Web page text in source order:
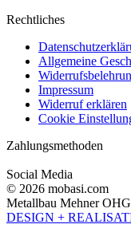
Rechtliches
Allgemeine
Impressum
Widerruf erklären
Cookie
Zahlungsmethoden
Social Media
© 2026 mobasi.com
Metallbau Mehner
DESIGN +